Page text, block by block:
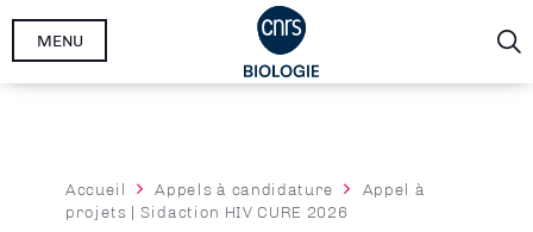
Aller
MENU
Fil
d'Ariane
Accueil Appels à candidature
Appel à
projets | Sidaction HIV CURE 2026